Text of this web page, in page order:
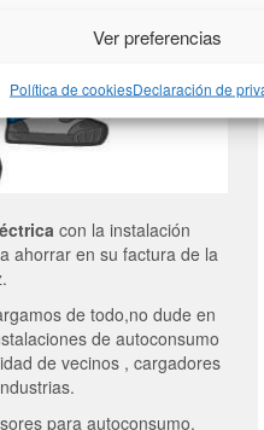
Ver preferencias
Política de cookiesDeclaración de
con la instalación
ahorrar en su factura de la
de todo,no dude en
de autoconsumo
de vecinos , cargadores
para autoconsumo.